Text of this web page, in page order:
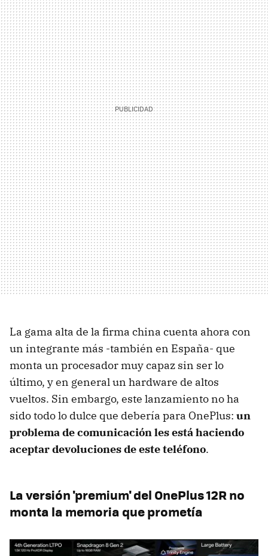
La gama alta de la firma china cuenta ahora con
un integrante más -también en España- que
monta un procesador muy capaz sin ser lo
último, y en general un hardware de altos
vueltos. Sin embargo, este lanzamiento no ha
sido todo lo dulce que debería para OnePlus: un
problema de comunicación les está haciendo
aceptar devoluciones de este teléfono.
La versión 'premium' del OnePlus 12R no
monta la memoria que prometía